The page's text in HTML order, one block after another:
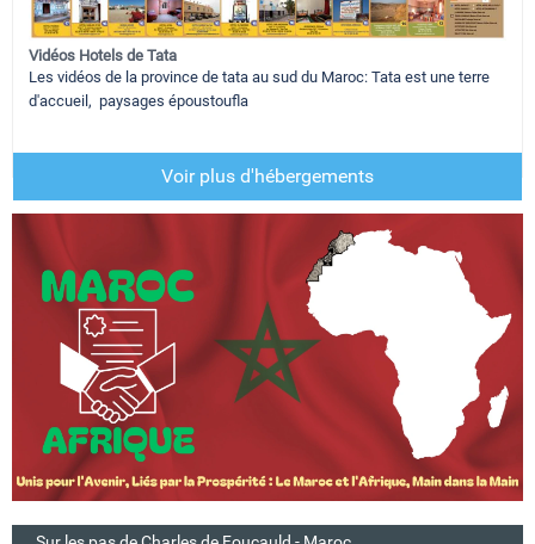
Vidéos Hotels de Tata
Les vidéos de la province de tata au sud du Maroc: Tata est une terre
d'accueil, paysages époustoufla
Voir plus d'hébergements